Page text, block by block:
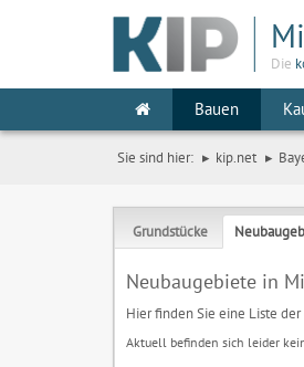
Die
Bauen
Sie sind hier: kip.net
Grundstücke
Neubaugebiete in
Hier finden Sie eine Liste
Aktuell befinden sich leider